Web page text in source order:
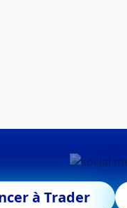
à Trader